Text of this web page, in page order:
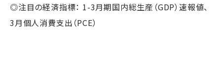
◎注目の経済指標： 1-3月期国内総生産（GDP）速報値、
3月個人消費支出（PCE）